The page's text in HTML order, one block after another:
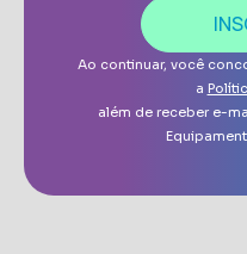
Ao continuar, você
a
além de receber e-